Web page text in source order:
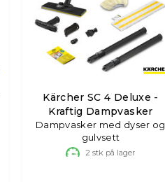
Kärcher SC 4 Deluxe -
Kraftig Dampvasker
Dampvasker med dyser og
gulvsett
2 stk på lager